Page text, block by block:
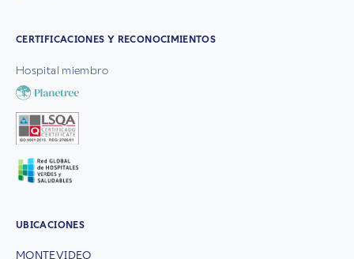
CERTIFICACIONES Y RECONOCIMIENTOS
Hospital miembro
UBICACIONES
MONTEVIDEO